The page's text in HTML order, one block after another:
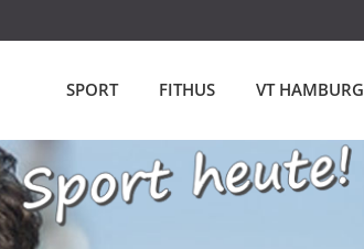
SPORT FITHUS VT HAMBURG